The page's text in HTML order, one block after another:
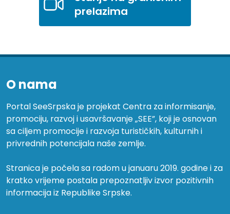
prelazima
O nama
Portal SeeSrpska je projekat Centra za informisanje,
promociju, razvoj i usavršavanje „SEE”, koji je osnovan
sa ciljem promocije i razvoja turističkih, kulturnih i
privrednih potencijala naše zemlje.
Stranica je počela sa radom u januaru 2019. godine i za
kratko vrijeme postala prepoznatljiv izvor pozitivnih
informacija iz Republike Srpske.